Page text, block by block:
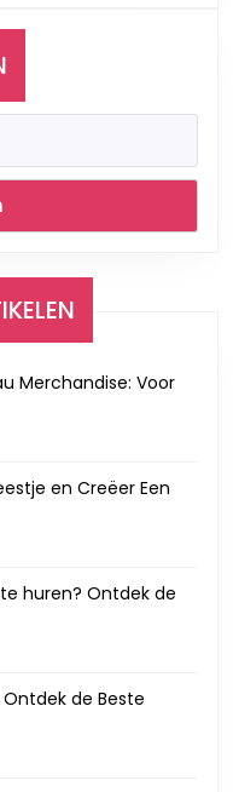
Merchandise: Voor
en Creëer Een
huren? Ontdek de
de Beste